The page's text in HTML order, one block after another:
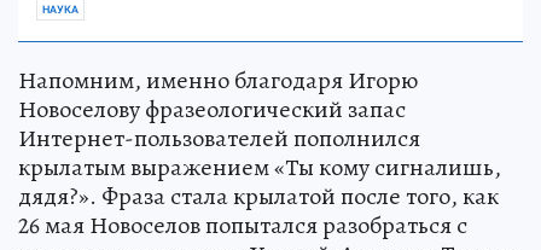
НАУКА
Напомним, именно благодаря Игорю
Новоселову фразеологический запас
Интернет-пользователей пополнился
крылатым выражением «Ты кому сигналишь,
дядя?». Фраза стала крылатой после того, как
26 мая Новоселов попытался разобраться с